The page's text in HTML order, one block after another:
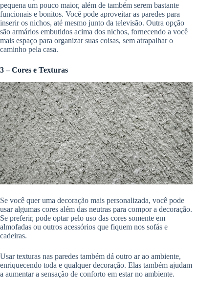
pequena um pouco maior, além de também serem bastante
funcionais e bonitos. Você pode aproveitar as paredes para
inserir os nichos, até mesmo junto da televisão. Outra opção
são armários embutidos acima dos nichos, fornecendo a você
mais espaço para organizar suas coisas, sem atrapalhar o
caminho pela casa.
3 – Cores e Texturas
Se você quer uma decoração mais personalizada, você pode
usar algumas cores além das neutras para compor a decoração.
Se preferir, pode optar pelo uso das cores somente em
almofadas ou outros acessórios que fiquem nos sofás e
cadeiras.
Usar texturas nas paredes também dá outro ar ao ambiente,
enriquecendo toda e qualquer decoração. Elas também ajudam
a aumentar a sensação de conforto em estar no ambiente.